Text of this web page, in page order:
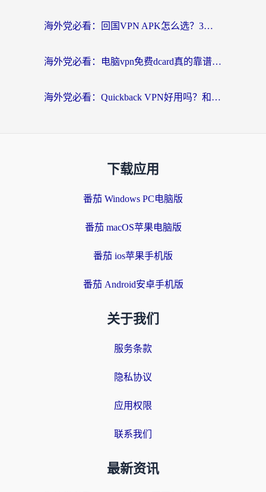
海外党必看：回国VPN APK怎么选？3步教你无缝刷国内剧玩国服
海外党必看：电脑vpn免费dcard真的靠谱吗？教你选对回国加速器无缝访问国内资源
海外党必看：Quickback VPN好用吗？和小黑牛VPN对比哪个回国效果更好？附真实体验+避坑指南
下载应用
番茄 Windows PC电脑版
番茄 macOS苹果电脑版
番茄 ios苹果手机版
番茄 Android安卓手机版
关于我们
服务条款
隐私协议
应用权限
联系我们
最新资讯